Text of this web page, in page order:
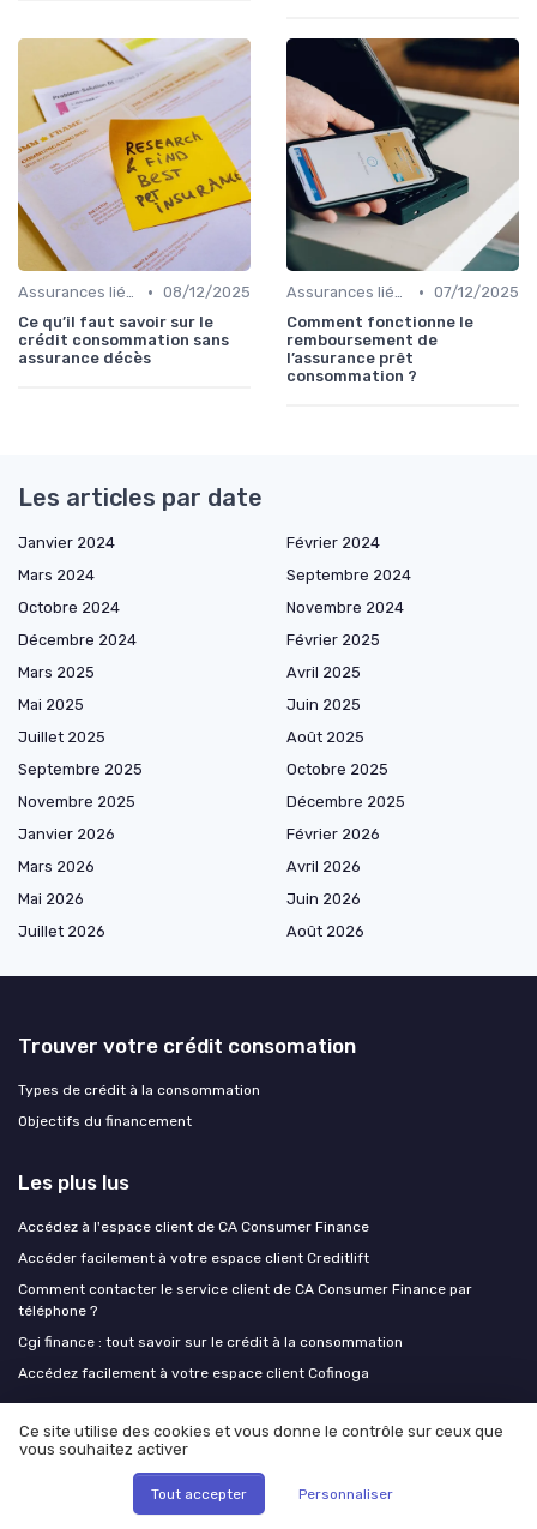
Assurances liées au crédit • 08/12/2025
Ce qu’il faut savoir sur le
crédit consommation sans
assurance décès
Assurances liées au crédit • 07/12/2025
Comment fonctionne le
remboursement de
l’assurance prêt
consommation ?
Les articles par date
Janvier 2024
Février 2024
Mars 2024
Septembre 2024
Octobre 2024
Novembre 2024
Décembre 2024
Février 2025
Mars 2025
Avril 2025
Mai 2025
Juin 2025
Juillet 2025
Août 2025
Septembre 2025
Octobre 2025
Novembre 2025
Décembre 2025
Janvier 2026
Février 2026
Mars 2026
Avril 2026
Mai 2026
Juin 2026
Juillet 2026
Août 2026
Trouver votre crédit consomation
Types de crédit à la consommation
Objectifs du financement
Les plus lus
Accédez à l'espace client de CA Consumer Finance
Accéder facilement à votre espace client Creditlift
Comment contacter le service client de CA Consumer Finance par
téléphone ?
Cgi finance : tout savoir sur le crédit à la consommation
Accédez facilement à votre espace client Cofinoga
Les derniers articles
Crédit vendeur autorisé dès novembre : quand votre concessionnaire
pourra vous prêter avec intérêts
Ce site utilise des cookies et vous donne le contrôle sur ceux que
vous souhaitez activer
Tout accepter Personnaliser